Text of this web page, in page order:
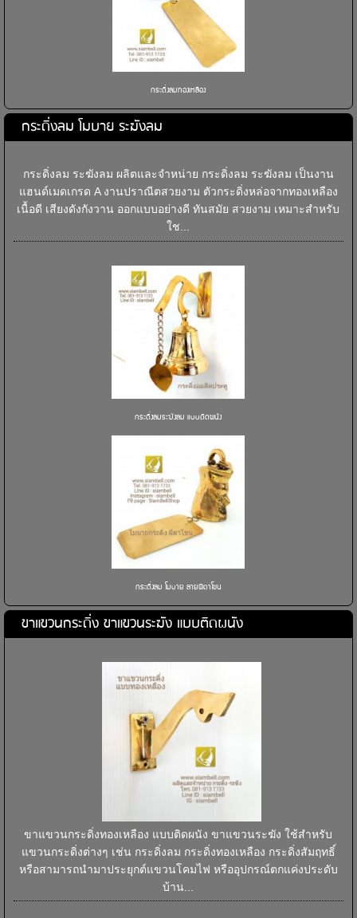
กระดิ่งลมทองเหลือง
กระดิ่งลม โมบาย ระฆังลม
กระดิ่งลม ระฆังลม ผลิตและจำหน่าย กระดิ่งลม ระฆังลม เป็นงาน
แฮนด์เมดเกรด A งานปราณีตสวยงาม ตัวกระดิ่งหล่อจากทองเหลือง
เนื้อดี เสียงดังกังวาน ออกแบบอย่างดี ทันสมัย สวยงาม เหมาะสำหรับ
ใช...
กระดิ่งลมระฆังลม แบบติดผนัง
กระดิ่งลม โมบาย ลายผีตาโขน
ขาแขวนกระดิ่ง ขาแขวนระฆัง แบบติดผนัง
ขาแขวนกระดิ่งทองเหลือง แบบติดผนัง ขาแขวนระฆัง ใช้สำหรับ
แขวนกระดิ่งต่างๆ เช่น กระดิ่งลม กระดิ่งทองเหลือง กระดิ่งสัมฤทธิ์
หรือสามารถนำมาประยุกต์แขวนโคมไฟ หรืออุปกรณ์ตกแค่งประดับ
บ้าน...